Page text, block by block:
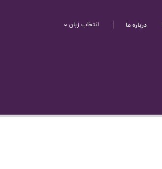
درباره ما انتخاب زبان